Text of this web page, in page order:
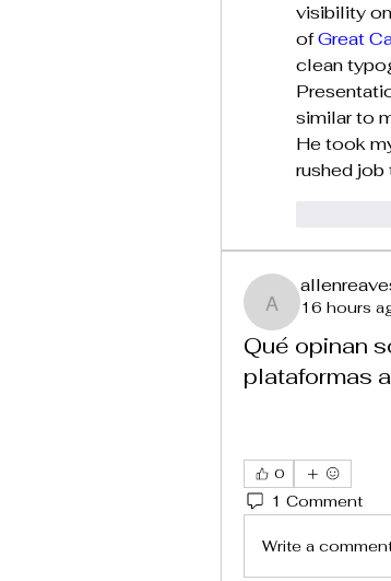
visibility
of Great
clean
similar to
He took
rushed
16 hours
Qué opinan
plataformas
0
1 Comment
Write a